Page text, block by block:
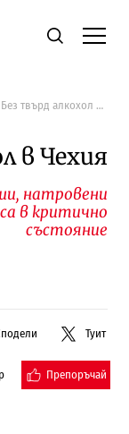
Търсене
Без твърд алкохол в Чехия
в Чехия
натровени
в критично
състояние
Туит
Препоръчай